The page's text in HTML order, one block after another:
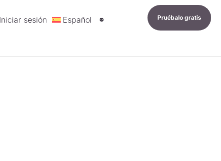
sesión Español Pruébalo gratis